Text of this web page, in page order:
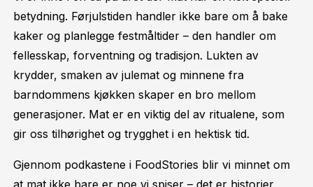
betydning. Førjulstiden handler ikke bare om å bake
kaker og planlegge festmåltider – den handler om
fellesskap, forventning og tradisjon. Lukten av
krydder, smaken av julemat og minnene fra
barndommens kjøkken skaper en bro mellom
generasjoner. Mat er en viktig del av ritualene, som
gir oss tilhørighet og trygghet i en hektisk tid.
Gjennom podkastene i FoodStories blir vi minnet om